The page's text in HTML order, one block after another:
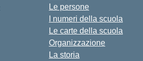
Le persone
I numeri della scuola
Le carte della scuola
Organizzazione
La storia